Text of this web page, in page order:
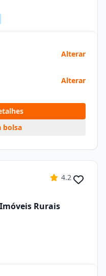
Alterar
Alterar
bolsa
4.2
Rurais